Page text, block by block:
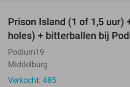
Prison Island (1 of 1,5 uur)
holes) + bitterballen bij
Podium19
Middelburg
Verkocht: 485